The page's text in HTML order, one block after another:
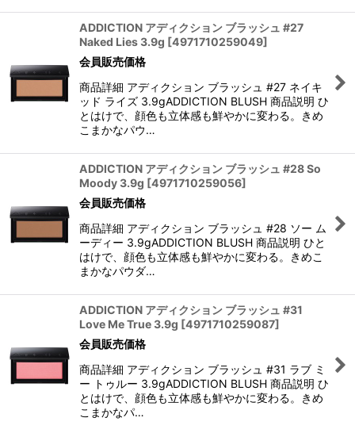
ADDICTION アディクション ブラッシュ #27
Naked Lies 3.9g [4971710259049]
会員販売価格
商品詳細 アディクション ブラッシュ #27 ネイキ
ッド ライズ 3.9gADDICTION BLUSH 商品説明 ひ
とはけで、顔色も立体感も鮮やかに変わる。きめ
こまかなパウ…
ADDICTION アディクション ブラッシュ #28 So
Moody 3.9g [4971710259056]
会員販売価格
商品詳細 アディクション ブラッシュ #28 ソー ム
ーディー 3.9gADDICTION BLUSH 商品説明 ひと
はけで、顔色も立体感も鮮やかに変わる。きめこ
まかなパウダ…
ADDICTION アディクション ブラッシュ #31
Love Me True 3.9g [4971710259087]
会員販売価格
商品詳細 アディクション ブラッシュ #31 ラブ ミ
ー トゥルー 3.9gADDICTION BLUSH 商品説明 ひ
とはけで、顔色も立体感も鮮やかに変わる。きめ
こまかなパ…